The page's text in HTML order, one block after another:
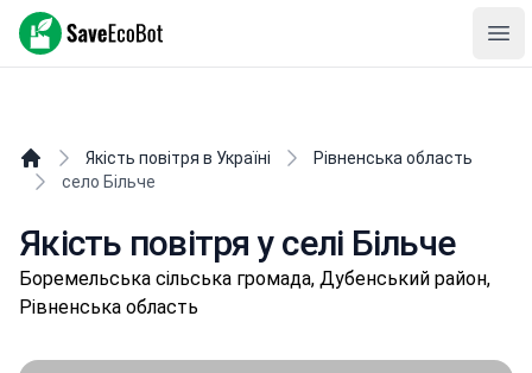
SaveEcoBot
Якість повітря в Україні
Рівненська область
село Більче
Якість повітря у селі Більче
Бopeмeльськa сільська громада, Дубенський район,
Рівненська область